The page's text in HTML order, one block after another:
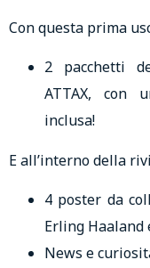
Con questa prima
2 pacchetti
ATTAX, con
inclusa!
E all’interno della
4 poster da
Erling
News e